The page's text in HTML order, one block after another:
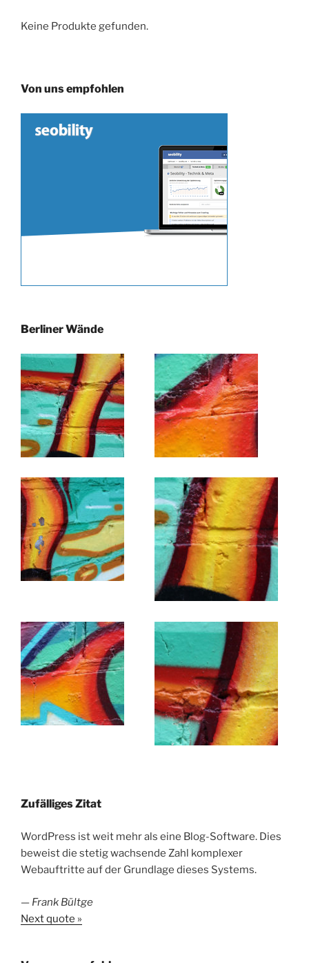
Keine Produkte gefunden.
Von uns empfohlen
Berliner Wände
Zufälliges Zitat
WordPress ist weit mehr als eine Blog-Software. Dies
beweist die stetig wachsende Zahl komplexer
Webauftritte auf der Grundlage dieses Systems.
— Frank Bültge
Next quote »